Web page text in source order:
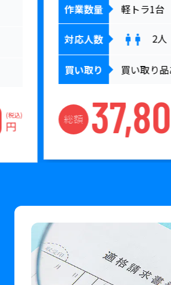
(税込)
円
作業数量 軽トラ1台
対応人数 2人
買い取り 買い取り品
総額